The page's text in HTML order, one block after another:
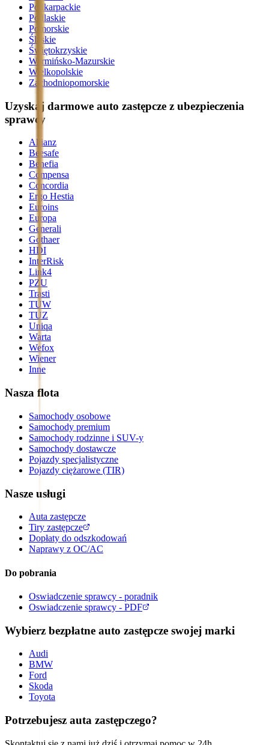
Podkarpackie
Podlaskie
Pomorskie
Śląskie
Świętokrzyskie
Warmińsko-Mazurskie
Wielkopolskie
Zachodniopomorskie
Uzyskaj darmowe auto zastępcze z ubezpieczenia
sprawcy
Allianz
Beesafe
Benefia
Compensa
Concordia
Ergo Hestia
Euroins
Europa
Generali
Gothaer
HDI
InterRisk
Link4
PZU
Trasti
TUW
TUZ
Uniqa
Warta
Wefox
Wiener
Inne
Nasza flota
Samochody osobowe
Samochody premium
Samochody rodzinne i SUV-y
Samochody dostawcze
Pojazdy specjalistyczne
Pojazdy ciężarowe (TIR)
Nasze usługi
Auta zastępcze
Tiry zastępcze
Dopłaty do odszkodowań
Naprawy z OC/AC
Do pobrania
Oswiadczenie sprawcy - poradnik
Oswiadczenie sprawcy - PDF
Wybierz bezpłatne auto zastępcze swojej marki
Audi
BMW
Ford
Skoda
Toyota
Potrzebujesz auta zastępczego?